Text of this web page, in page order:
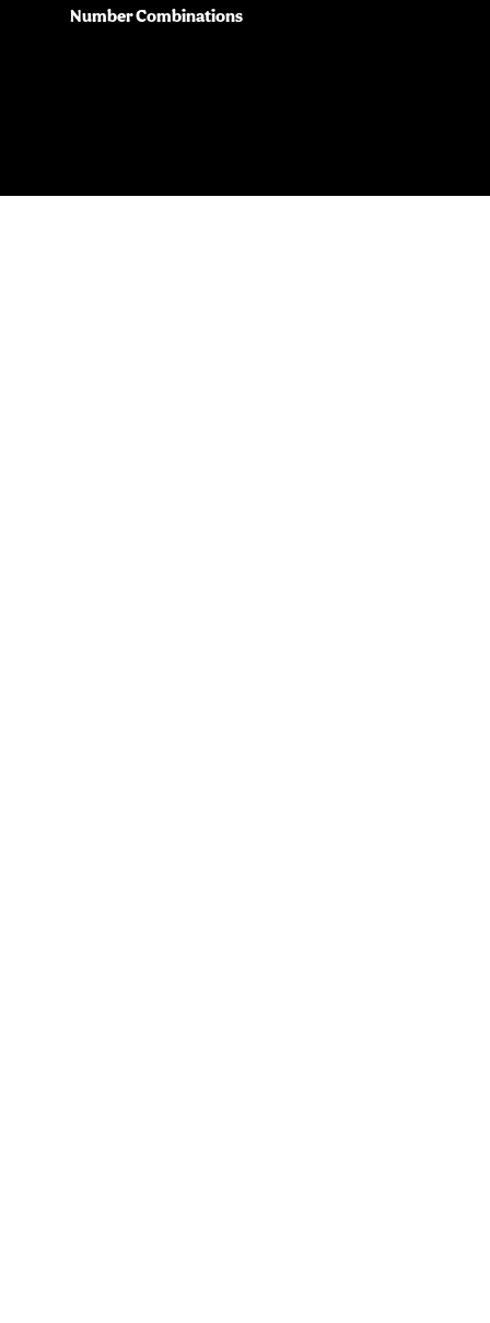
Number Combinations